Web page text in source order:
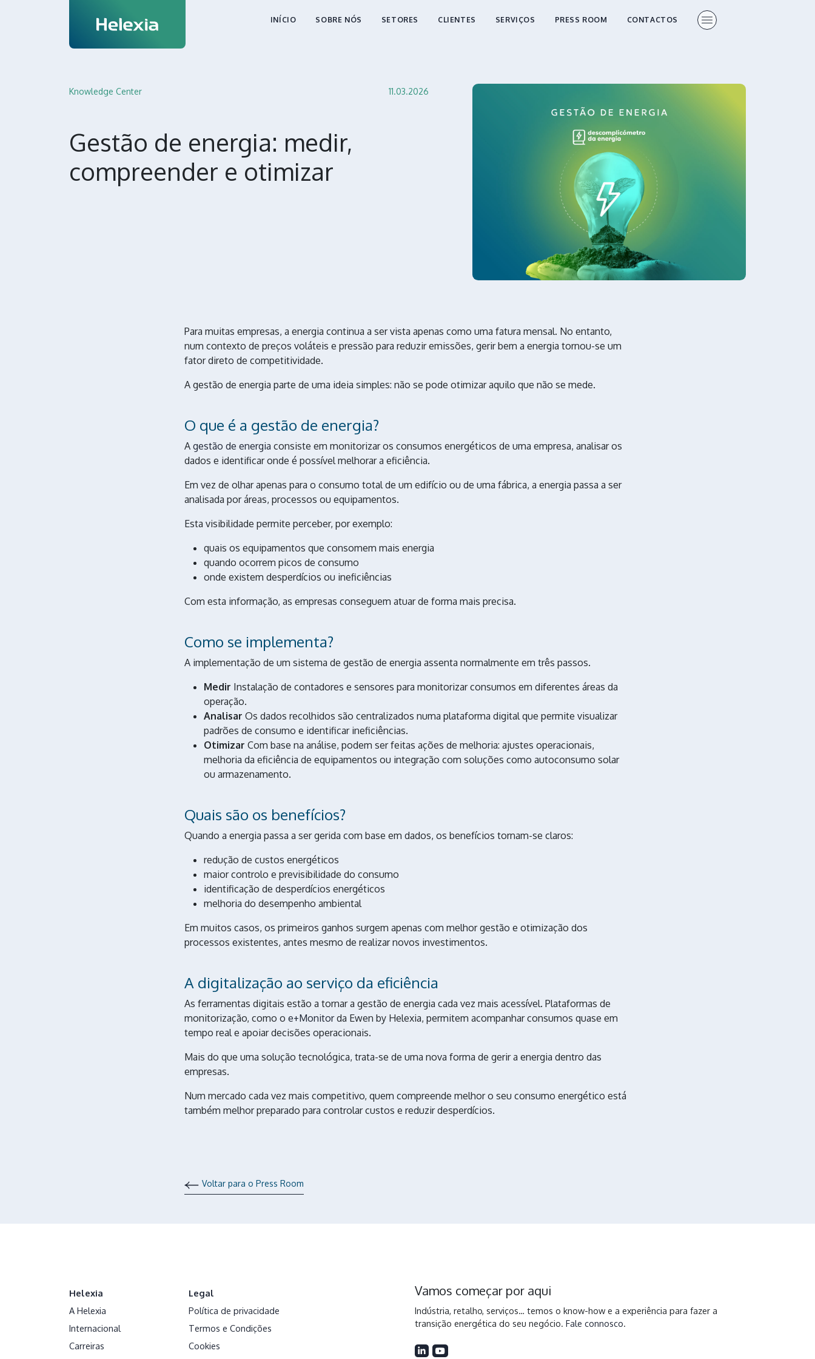
INÍCIO SOBRE NÓS SETORES CLIENTES SERVIÇOS PRESS ROOM CONTACTOS
Knowledge Center 11.03.2026
Gestão de energia: medir,
compreender e otimizar
Para muitas empresas, a energia continua a ser vista apenas como uma fatura mensal. No entanto,
num contexto de preços voláteis e pressão para reduzir emissões, gerir bem a energia tornou-se um
fator direto de competitividade.
A gestão de energia parte de uma ideia simples: não se pode otimizar aquilo que não se mede.
O que é a gestão de energia?
A gestão de energia consiste em monitorizar os consumos energéticos de uma empresa, analisar os
dados e identificar onde é possível melhorar a eficiência.
Em vez de olhar apenas para o consumo total de um edifício ou de uma fábrica, a energia passa a ser
analisada por áreas, processos ou equipamentos.
Esta visibilidade permite perceber, por exemplo:
quais os equipamentos que consomem mais energia
quando ocorrem picos de consumo
onde existem desperdícios ou ineficiências
Com esta informação, as empresas conseguem atuar de forma mais precisa.
Como se implementa?
A implementação de um sistema de gestão de energia assenta normalmente em três passos.
Medir Instalação de contadores e sensores para monitorizar consumos em diferentes áreas da
operação.
Analisar Os dados recolhidos são centralizados numa plataforma digital que permite visualizar
padrões de consumo e identificar ineficiências.
Otimizar Com base na análise, podem ser feitas ações de melhoria: ajustes operacionais,
melhoria da eficiência de equipamentos ou integração com soluções como autoconsumo solar
ou armazenamento.
Quais são os benefícios?
Quando a energia passa a ser gerida com base em dados, os benefícios tornam-se claros:
redução de custos energéticos
maior controlo e previsibilidade do consumo
identificação de desperdícios energéticos
melhoria do desempenho ambiental
Em muitos casos, os primeiros ganhos surgem apenas com melhor gestão e otimização dos
processos existentes, antes mesmo de realizar novos investimentos.
A digitalização ao serviço da eficiência
As ferramentas digitais estão a tornar a gestão de energia cada vez mais acessível. Plataformas de
monitorização, como o e+Monitorda Ewen by Helexia, permitem acompanhar consumos quase em
tempo real e apoiar decisões operacionais.
Mais do que uma solução tecnológica, trata-se de uma nova forma de gerir a energia dentro das
empresas.
Num mercado cada vez mais competitivo, quem compreende melhor o seu consumo energético está
também melhor preparado para controlar custos e reduzir desperdícios.
Voltar para o Press Room
Helexia
A Helexia
Internacional
Carreiras
Legal
Política de privacidade
Termos e Condições
Cookies
Vamos começar por aqui
Indústria, retalho, serviços… temos o know-how e a experiência para fazer a
transição energética do seu negócio. Fale connosco.